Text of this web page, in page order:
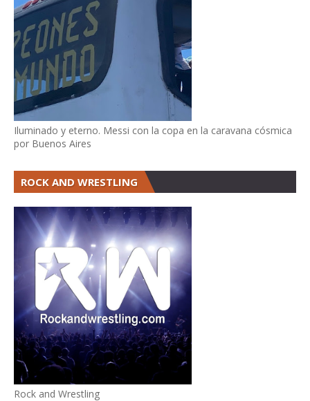
Iluminado y eterno. Messi con la copa en la caravana cósmica
por Buenos Aires
ROCK AND WRESTLING
Rock and Wrestling